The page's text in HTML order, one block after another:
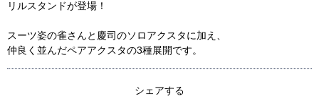
リルスタンドが登場！
スーツ姿の雀さんと慶司のソロアクスタに加え、
仲良く並んだペアアクスタの3種展開です。
シェアする